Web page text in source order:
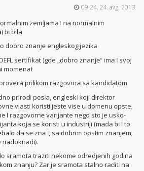
09:24, 24. avg. 2013.
zemljama I na normalnim
bi bila
dobro znanje engleskog jezika
sertifikat (gde „dobro znanje“ ima I svoj
momenat
prilikom razgovora sa kandidatom
prirodi posla, engleski koji direktor
vlasti koristi jeste vise u domenu opste,
I razgovorne varijante nego sto je usko-
koja se koristi u industriji (mada bi I to
da se zna I, sa dobrim opstim znanjem,
nadoknadi).
sramota traziti nekome odredjenih godina
znanju? Zar je sramota stalno raditi na